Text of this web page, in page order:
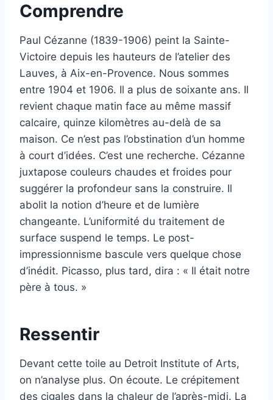
Comprendre
Paul Cézanne (1839-1906) peint la Sainte-
Victoire depuis les hauteurs de l’atelier des
Lauves, à Aix-en-Provence. Nous sommes
entre 1904 et 1906. Il a plus de soixante ans. Il
revient chaque matin face au même massif
calcaire, quinze kilomètres au-delà de sa
maison. Ce n’est pas l’obstination d’un homme
à court d’idées. C’est une recherche. Cézanne
juxtapose couleurs chaudes et froides pour
suggérer la profondeur sans la construire. Il
abolit la notion d’heure et de lumière
changeante. L’uniformité du traitement de
surface suspend le temps. Le post-
impressionnisme bascule vers quelque chose
d’inédit. Picasso, plus tard, dira : « Il était notre
père à tous. »
Ressentir
Devant cette toile au Detroit Institute of Arts,
on n’analyse plus. On écoute. Le crépitement
des cigales dans la chaleur de l’après-midi. La